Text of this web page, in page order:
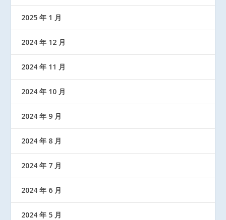
2025 年 1 月
2024 年 12 月
2024 年 11 月
2024 年 10 月
2024 年 9 月
2024 年 8 月
2024 年 7 月
2024 年 6 月
2024 年 5 月